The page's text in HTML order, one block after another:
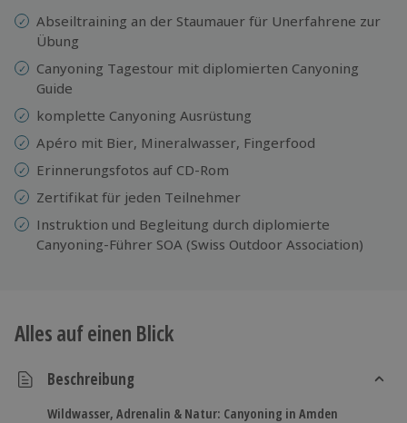
Abseiltraining an der Staumauer für Unerfahrene zur
Übung
Canyoning Tagestour mit diplomierten Canyoning
Guide
komplette Canyoning Ausrüstung
Apéro mit Bier, Mineralwasser, Fingerfood
Erinnerungsfotos auf CD-Rom
Zertifikat für jeden Teilnehmer
Instruktion und Begleitung durch diplomierte
Canyoning-Führer SOA (Swiss Outdoor Association)
Alles auf einen Blick
Beschreibung
Wildwasser, Adrenalin & Natur: Canyoning in Amden